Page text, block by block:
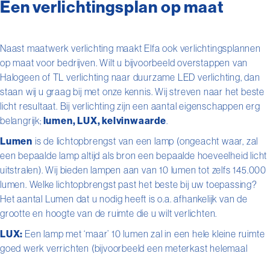
Een verlichtingsplan op maat
Naast maatwerk verlichting maakt Elfa ook verlichtingsplannen
op maat voor bedrijven. Wilt u bijvoorbeeld overstappen van
Halogeen of TL verlichting naar duurzame LED verlichting, dan
staan wij u graag bij met onze kennis. Wij streven naar het beste
licht resultaat. Bij verlichting zijn een aantal eigenschappen erg
belangrijk; lumen, LUX, kelvinwaarde.
Lumen is de lichtopbrengst van een lamp (ongeacht waar, zal
een bepaalde lamp altijd als bron een bepaalde hoeveelheid licht
uitstralen). Wij bieden lampen aan van 10 lumen tot zelfs 145.000
lumen. Welke lichtopbrengst past het beste bij uw toepassing?
Het aantal Lumen dat u nodig heeft is o.a. afhankelijk van de
grootte en hoogte van de ruimte die u wilt verlichten.
LUX: Een lamp met ‘maar’ 10 lumen zal in een hele kleine ruimte
goed werk verrichten (bijvoorbeeld een meterkast helemaal